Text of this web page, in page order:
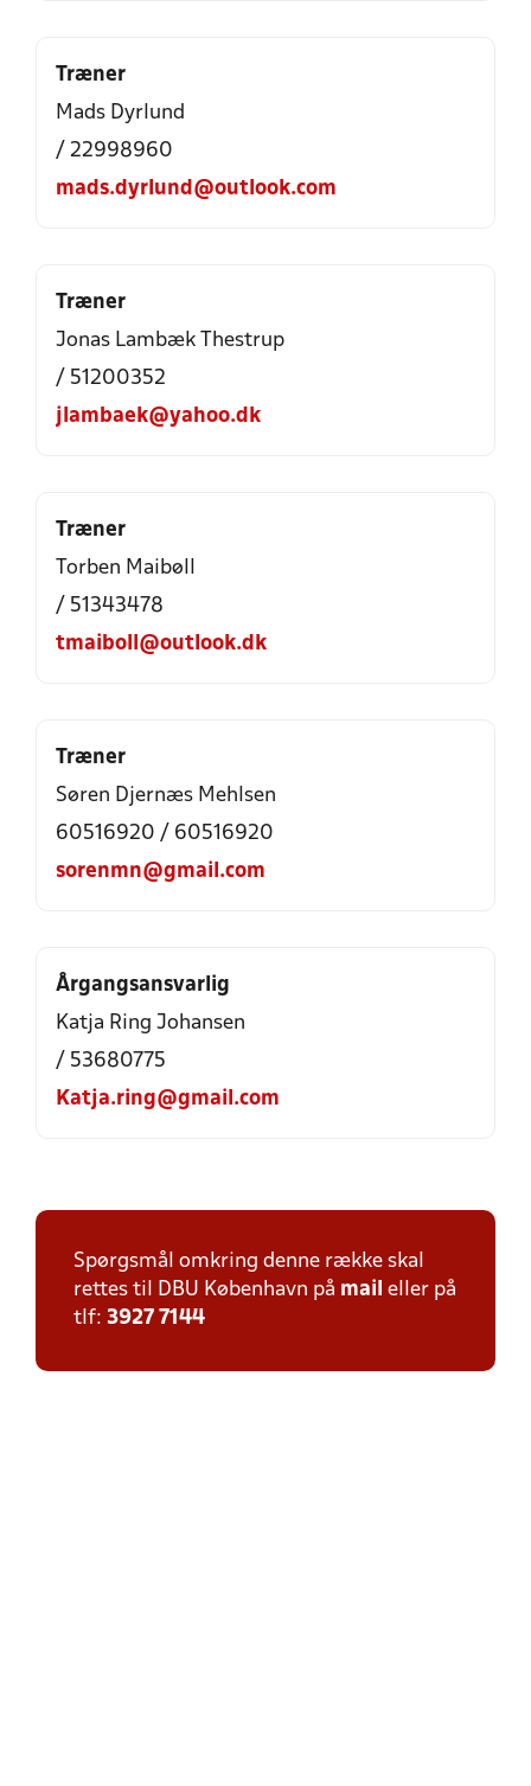
Træner
Mads Dyrlund
/ 22998960
mads.dyrlund@outlook.com
Træner
Jonas Lambæk Thestrup
/ 51200352
jlambaek@yahoo.dk
Træner
Torben Maibøll
/ 51343478
tmaiboll@outlook.dk
Træner
Søren Djernæs Mehlsen
60516920 / 60516920
sorenmn@gmail.com
Årgangsansvarlig
Katja Ring Johansen
/ 53680775
Katja.ring@gmail.com
Spørgsmål omkring denne række skal
rettes til DBU København på mail eller på
tlf: 3927 7144